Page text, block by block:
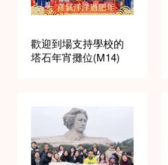
歡迎到場支持學校的
塔石年宵攤位(M14)